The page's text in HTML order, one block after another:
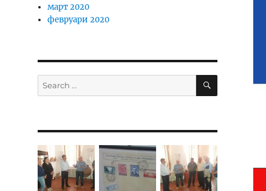
март 2020
февруари 2020
Search
for:
SEARCH